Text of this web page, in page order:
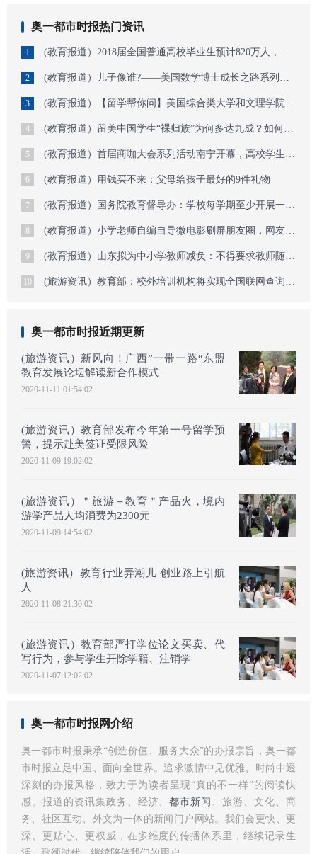
奥一都市时报热门资讯
1 (教育报道）2018届全国普通高校毕业生预计820万人，不少地方密集抛出引才政策
2 (教育报道）儿子像谁?——美国数学博士成长之路系列故事（10）
3 (教育报道）【留学帮你问】美国综合类大学和文理学院哪个更好
4 (教育报道）留美中国学生“裸归族”为何多达九成？如何让自己回国后更精彩
5 (教育报道）首届商咖大会系列活动南宁开幕，高校学生点钞速录展职教风采！
6 (教育报道）用钱买不来：父母给孩子最好的9件礼物
7 (教育报道）国务院教育督导办：学校每学期至少开展一次学生欺凌专题教育
8 (教育报道）小学老师自编自导微电影刷屏朋友圈，网友被看哭想说“对不起”
9 (教育报道）山东拟为中小学教师减负：不得要求教师随时回复工作群信息
10 (旅游资讯）教育部：校外培训机构将实现全国联网查询和监管
奥一都市时报近期更新
(旅游资讯）新风向！广西”一带一路“东盟
教育发展论坛解读新合作模式
2020-11-11 01:54:02
(旅游资讯）教育部发布今年第一号留学预
警，提示赴美签证受限风险
2020-11-09 19:02:02
(旅游资讯）＂旅游＋教育＂产品火，境内
游学产品人均消费为2300元
2020-11-09 14:54:02
(旅游资讯）教育行业弄潮儿 创业路上引航
人
2020-11-08 21:30:02
(旅游资讯）教育部严打学位论文买卖、代
写行为，参与学生开除学籍、注销学
2020-11-07 12:02:02
奥一都市时报网介绍
奥一都市时报秉承“创造价值、服务大众”的办报宗旨，奥一都
市时报立足中国、面向全世界。追求激情中见优雅、时尚中透
深刻的办报风格，致力于为读者呈现“真的不一样”的阅读快
感。报道的资讯集政务、经济、都市新闻 、旅游、文化、商
务、社区互动、外文为一体的新闻门户网站。我们会更快、更
深、更贴心、更权威，在多维度的传播体系里，继续记录生